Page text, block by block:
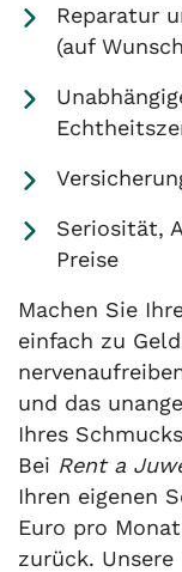
Reparatur
(auf
Seriosität,
Preise
Machen Sie
einfach zu
und das
Ihres
Bei Rent a
Ihren eigenen
Euro pro
zurück.